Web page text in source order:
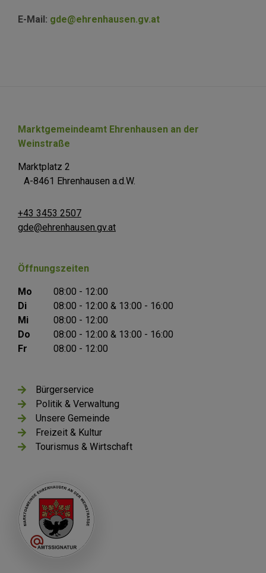
E-Mail: gde@ehrenhausen.gv.at
Marktgemeindeamt Ehrenhausen an der
Weinstraße
Marktplatz 2
A-8461 Ehrenhausen a.d.W.
+43 3453 2507
gde@ehrenhausen.gv.at
Öffnungszeiten
Mo
08:00 - 12:00
Di
08:00 - 12:00 & 13:00 - 16:00
Mi
08:00 - 12:00
Do
08:00 - 12:00 & 13:00 - 16:00
Fr
08:00 - 12:00
Bürgerservice
Politik & Verwaltung
Unsere Gemeinde
Freizeit & Kultur
Tourismus & Wirtschaft